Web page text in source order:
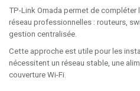
TP-Link Omada permet de
réseau professionnelles : routeurs,
gestion centralisée.
Cette approche est utile pour les
nécessitent un réseau stable, une
couverture Wi-Fi.